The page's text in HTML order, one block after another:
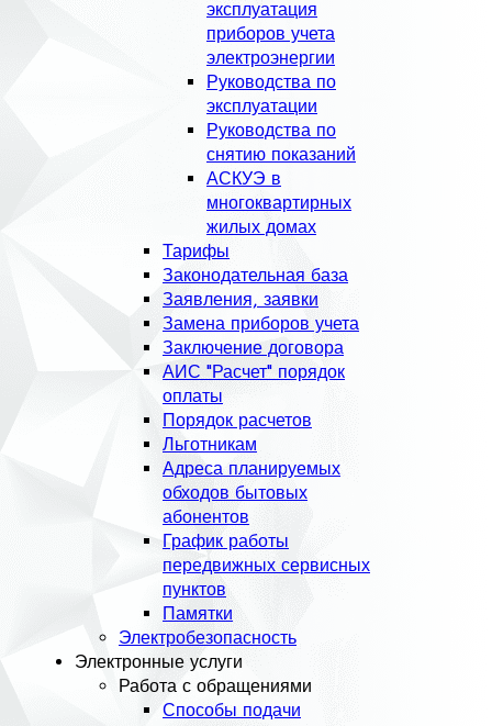
эксплуатация
приборов учета
электроэнергии
Руководства по
эксплуатации
Руководства по
снятию показаний
АСКУЭ в
многоквартирных
жилых домах
Тарифы
Законодательная база
Заявления, заявки
Замена приборов учета
Заключение договора
АИС "Расчет" порядок
оплаты
Порядок расчетов
Льготникам
Адреса планируемых
обходов бытовых
абонентов
График работы
передвижных сервисных
пунктов
Памятки
Электробезопасность
Электронные услуги
Работа с обращениями
Способы подачи